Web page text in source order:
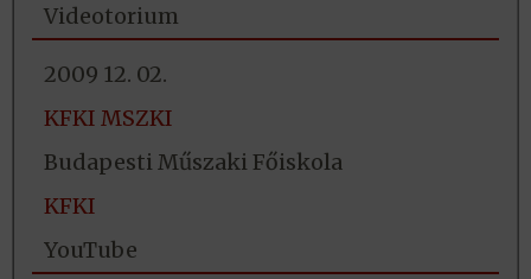
Videotorium
2009 12. 02.
KFKI MSZKI
Budapesti Műszaki Főiskola
KFKI
YouTube